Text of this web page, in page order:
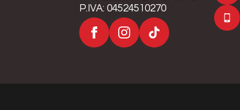
P.IVA: 04524510270